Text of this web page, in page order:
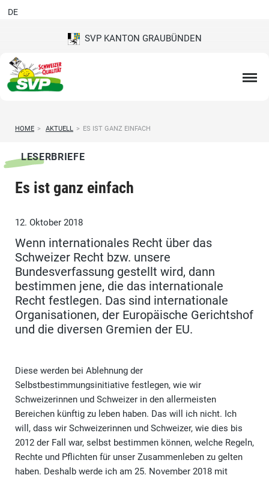
SVP KANTON GRAUBÜNDEN
DE
HOME > AKTUELL > ES IST GANZ EINFACH
LESERBRIEFE
Es ist ganz einfach
12. Oktober 2018
Wenn internationales Recht über das
Schweizer Recht bzw. unsere
Bundesverfassung gestellt wird, dann
bestimmen jene, die das internationale
Recht festlegen. Das sind internationale
Organisationen, der Europäische Gerichtshof
und die diversen Gremien der EU.
Diese werden bei Ablehnung der
Selbstbestimmungsinitiative festlegen, wie wir
Schweizerinnen und Schweizer in den allermeisten
Bereichen künftig zu leben haben. Das will ich nicht. Ich
will, dass wir Schweizerinnen und Schweizer, wie dies bis
2012 der Fall war, selbst bestimmen können, welche Regeln,
Rechte und Pflichten für unser Zusammenleben zu gelten
haben. Deshalb werde ich am 25. November 2018 mit